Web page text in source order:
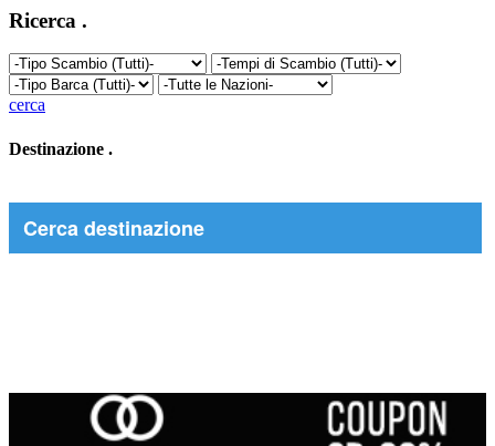
Ricerca .
cerca
Destinazione .